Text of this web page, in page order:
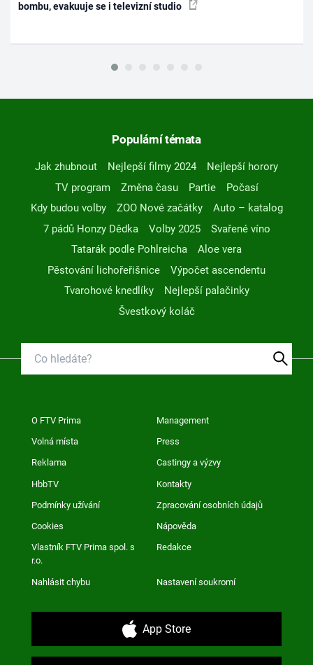
bombu, evakuuje se i televizní studio
Populární témata
Jak zhubnout Nejlepší filmy 2024
Nejlepší horory
TV program
Změna času Partie
Počasí
Kdy budou volby
ZOO Nové začátky
Auto – katalog
7 pádů Honzy Dědka
Volby 2025
Svařené víno
Tatarák podle Pohlreicha
Aloe vera
Pěstování lichořeřišnice
Výpočet ascendentu
Tvarohové knedlíky
Nejlepší palačinky
Švestkový koláč
O FTV Prima Management
Volná místa Press
Reklama Castingy a výzvy
HbbTV Kontakty
Podmínky užívání Zpracování osobních údajů
Cookies Nápověda
Vlastník FTV Prima spol. s
r.o.
Redakce
Nahlásit chybu Nastavení soukromí
App Store